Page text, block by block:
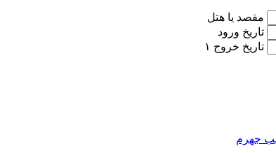
مقصد یا هتل
تاریخ ورود
تاریخ خروج ۱
جهرم